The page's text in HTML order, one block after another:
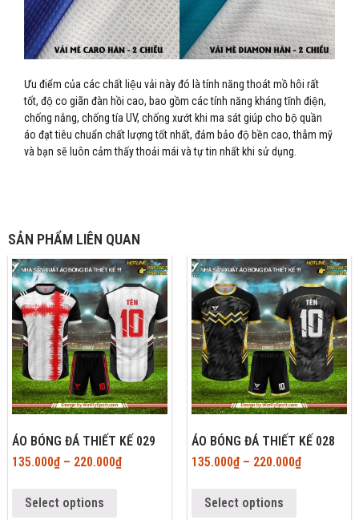
Ưu điểm của các chất liệu vải này đó là tính năng thoát mồ hôi rất
tốt, độ co giãn đàn hồi cao, bao gồm các tính năng kháng tĩnh điện,
chống nắng, chống tía UV, chống xướt khi ma sát giúp cho bộ quần
áo đạt tiêu chuẩn chất lượng tốt nhất, đảm bảo độ bền cao, thẫm mỹ
và bạn sẽ luôn cảm thấy thoải mái và tự tin nhất khi sử dụng.
SẢN PHẨM LIÊN QUAN
ÁO BÓNG ĐÁ THIẾT KẾ 029
135.000₫– 220.000₫
Select options
ÁO BÓNG ĐÁ THIẾT KẾ 028
135.000₫– 220.000₫
Select options